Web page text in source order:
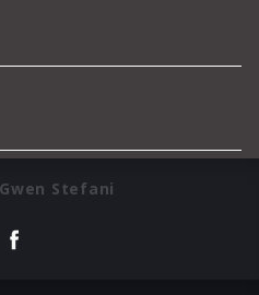
Stefani